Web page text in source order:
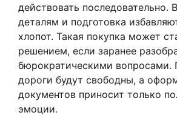
действовать последовательно.
деталям и подготовка
хлопот. Такая покупка может
решением, если заранее
бюрократическими вопросами.
дороги будут свободны, а
документов приносит только
эмоции.